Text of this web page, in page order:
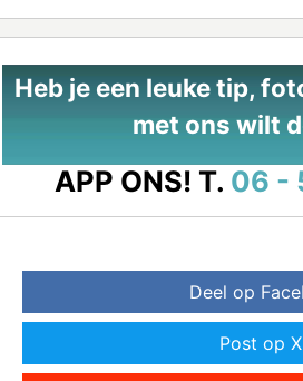
Heb je een leuke tip,
met ons wilt
APP ONS! T. 06 -
Deel op
Post op X